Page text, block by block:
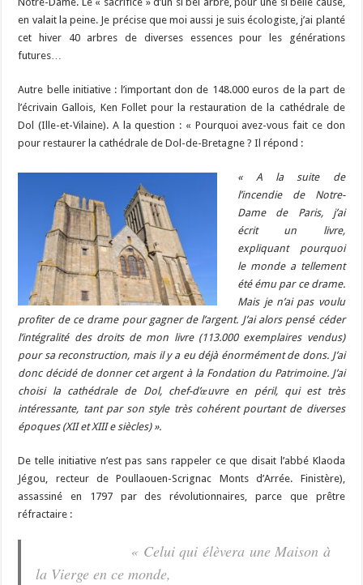
en valait la peine. Je précise que moi aussi je suis écologiste, j’ai planté
cet hiver 40 arbres de diverses essences pour les générations
futures…
Autre belle initiative : l’important don de 148.000 euros de la part de
l’écrivain Gallois, Ken Follet pour la restauration de la cathédrale de
Dol (Ille-et-Vilaine). A la question : « Pourquoi avez-vous fait ce don
pour restaurer la cathédrale de Dol-de-Bretagne ? Il répond :
« A la suite de
l’incendie de Notre-
Dame de Paris, j’ai
écrit un livre,
expliquant pourquoi
le monde a tellement
été ému par ce drame.
Mais je n’ai pas voulu
profiter de ce drame pour gagner de l’argent. J’ai alors pensé céder
l’intégralité des droits de mon livre (113.000 exemplaires vendus)
pour sa reconstruction, mais il y a eu déjà énormément de dons. J’ai
donc décidé de donner cet argent à la Fondation du Patrimoine. J’ai
choisi la cathédrale de Dol, chef-d’œuvre en péril, qui est très
intéressante, tant par son style très cohérent pourtant de diverses
époques (XII et XIII e siècles) ».
De telle initiative n’est pas sans rappeler ce que disait l’abbé Klaoda
Jégou, recteur de Poullaouen-Scrignac Monts d’Arrée. Finistère),
assassiné en 1797 par des révolutionnaires, parce que prêtre
réfractaire :
« Celui qui élèvera une Maison à
la Vierge en ce monde,